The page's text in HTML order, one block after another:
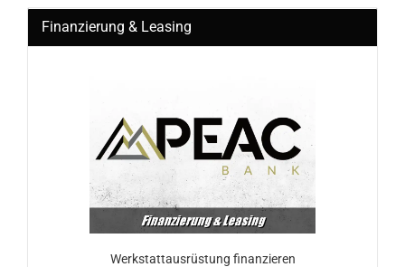
Finanzierung & Leasing
Werkstattausrüstung finanzieren